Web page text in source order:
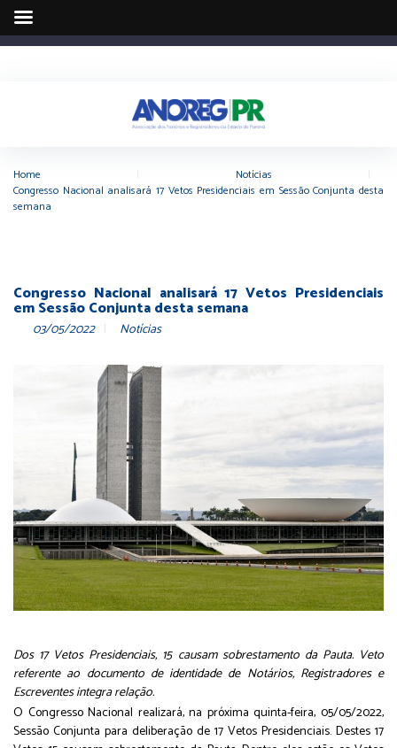
Home Notícias
Congresso Nacional analisará 17 Vetos Presidenciais em Sessão Conjunta desta
semana
Congresso Nacional analisará 17 Vetos Presidenciais
em Sessão Conjunta desta semana
03/05/2022 Notícias
Dos 17 Vetos Presidenciais, 15 causam sobrestamento da Pauta. Veto
referente ao documento de identidade de Notários, Registradores e
Escreventes integra relação.
O Congresso Nacional realizará, na próxima quinta-feira, 05/05/2022,
Sessão Conjunta para deliberação de 17 Vetos Presidenciais. Destes 17